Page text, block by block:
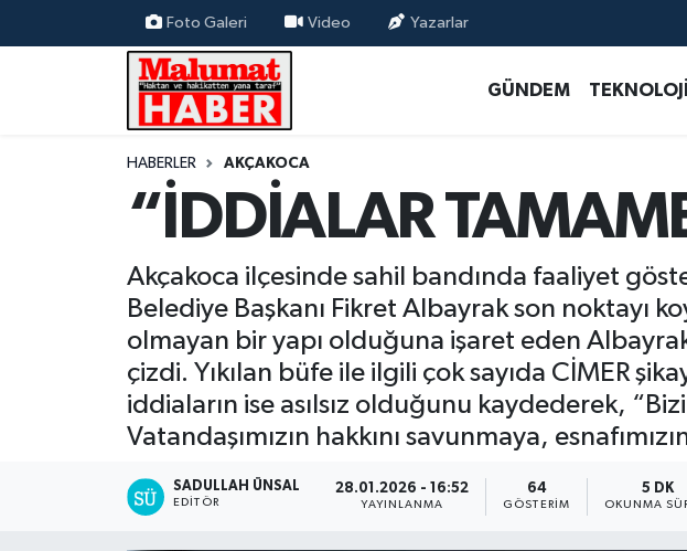
Foto Galeri Video Yazarlar
GÜNDEM TEKNOLOJİ
HABERLER AKÇAKOCA
“İDDİALAR
Akçakoca ilçesinde sahil bandında faaliyet
Belediye Başkanı Fikret Albayrak son noktayı
olmayan bir yapı olduğuna işaret eden
çizdi. Yıkılan büfe ile ilgili çok sayıda CİMER
iddiaların ise asılsız olduğunu kaydederek,
Vatandaşımızın hakkını savunmaya,
SADULLAH ÜNSAL
EDITÖR
28.01.2026 - 16:52
YAYINLANMA
64
GÖSTERIM
5 DK
OKUNMA
Nöbetçi Eczaneler
Trafik Durumu
Tüm Manşetler
Son Dakika Haberleri